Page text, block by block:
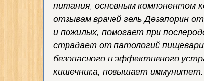
питания, основным компонентом
отзывам врачей гель Дезапорин
и пожилых, помогает при
страдает от патологий
безопасного и эффективного
кишечника, повышает иммунитет.